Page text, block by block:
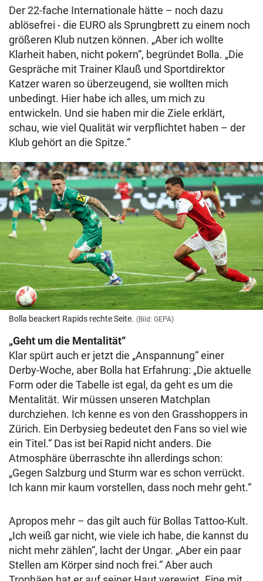
Der 22-fache Internationale hätte – noch dazu
ablösefrei - die EURO als Sprungbrett zu einem noch
größeren Klub nutzen können. „Aber ich wollte
Klarheit haben, nicht pokern“, begründet Bolla. „Die
Gespräche mit Trainer Klauß und Sportdirektor
Katzer waren so überzeugend, sie wollten mich
unbedingt. Hier habe ich alles, um mich zu
entwickeln. Und sie haben mir die Ziele erklärt,
schau, wie viel Qualität wir verpflichtet haben – der
Klub gehört an die Spitze.“
Bolla beackert Rapids rechte Seite. (Bild: GEPA)
„Geht um die Mentalität“
Klar spürt auch er jetzt die „Anspannung“ einer
Derby-Woche, aber Bolla hat Erfahrung: „Die aktuelle
Form oder die Tabelle ist egal, da geht es um die
Mentalität. Wir müssen unseren Matchplan
durchziehen. Ich kenne es von den Grasshoppers in
Zürich. Ein Derbysieg bedeutet den Fans so viel wie
ein Titel.“ Das ist bei Rapid nicht anders. Die
Atmosphäre überraschte ihn allerdings schon:
„Gegen Salzburg und Sturm war es schon verrückt.
Ich kann mir kaum vorstellen, dass noch mehr geht.“
Apropos mehr – das gilt auch für Bollas Tattoo-Kult.
„Ich weiß gar nicht, wie viele ich habe, die kannst du
nicht mehr zählen“, lacht der Ungar. „Aber ein paar
Stellen am Körper sind noch frei.“ Aber auch